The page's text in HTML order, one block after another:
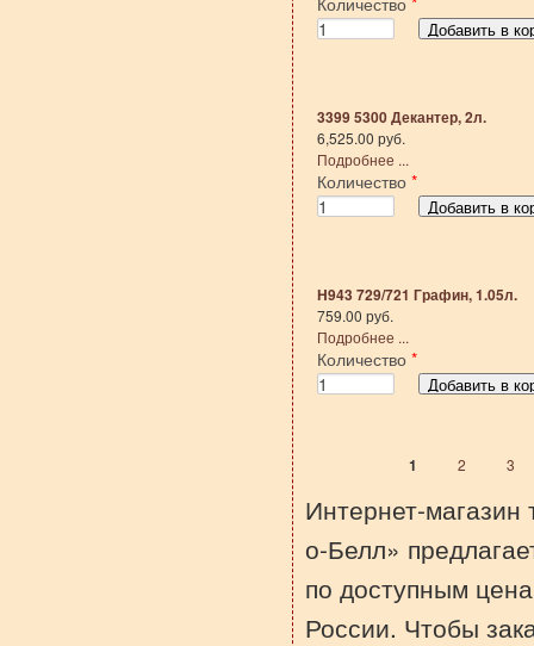
3399 5300 Декантер, 2л.
6,525.00 руб.
Подробнее ...
Количество *
H943 729/721 Графин, 1.05л.
759.00 руб.
Подробнее ...
Количество *
1 2 3
Интернет-магазин
о-Белл»
по доступным
России. Чтобы